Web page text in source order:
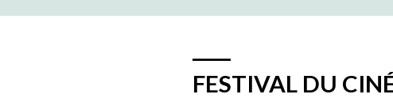
FESTIVAL DU